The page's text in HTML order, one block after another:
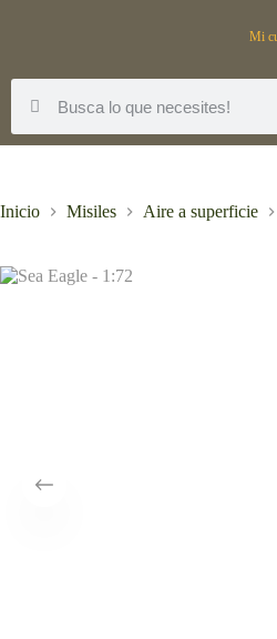
Mi
Inicio Misiles Aire a superficie